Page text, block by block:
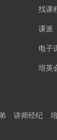
找课
课派
电子
培英
讲师经纪